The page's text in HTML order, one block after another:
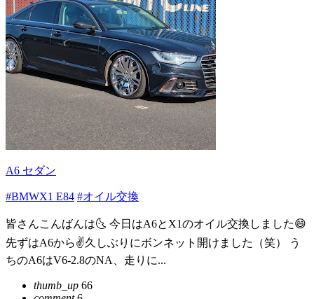
A6 セダン
#BMWX1 E84 #オイル交換
皆さんこんばんは🌜 今日はA6とX1のオイル交換しました😄
先ずはA6から✌️久しぶりにボンネット開けました（笑） う
ちのA6はV6-2.8のNA、走りに...
thumb_up 66